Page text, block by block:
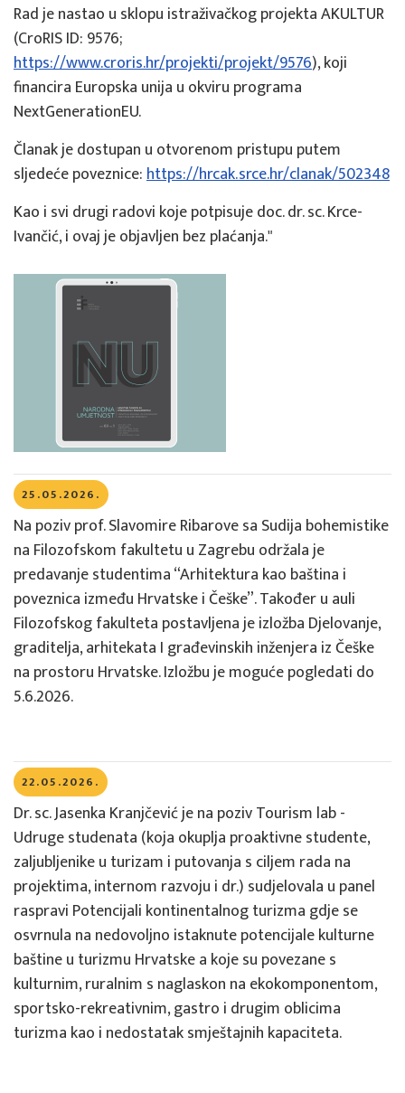
Rad je nastao u sklopu istraživačkog projekta AKULTUR
(CroRIS ID: 9576;
https://www.croris.hr/projekti/projekt/9576), koji
financira Europska unija u okviru programa
NextGenerationEU.
Članak je dostupan u otvorenom pristupu putem
sljedeće poveznice:https://hrcak.srce.hr/clanak/502348
Kao i svi drugi radovi koje potpisuje doc. dr. sc. Krce-
Ivančić, i ovaj je objavljen bez plaćanja."
25.05.2026.
Na poziv prof. Slavomire Ribarove sa Sudija bohemistike
na Filozofskom fakultetu u Zagrebu održala je
predavanje studentima “Arhitektura kao baština i
poveznica između Hrvatske i Češke”. Također u auli
Filozofskog fakulteta postavljena je izložba Djelovanje,
graditelja, arhitekata I građevinskih inženjera iz Češke
na prostoru Hrvatske. Izložbu je moguće pogledati do
5.6.2026.
22.05.2026.
Dr. sc. Jasenka Kranjčević je na poziv Tourism lab -
Udruge studenata (koja okuplja proaktivne studente,
zaljubljenike u turizam i putovanja s ciljem rada na
projektima, internom razvoju i dr.) sudjelovala u panel
raspravi Potencijali kontinentalnog turizma gdje se
osvrnula na nedovoljno istaknute potencijale kulturne
baštine u turizmu Hrvatske a koje su povezane s
kulturnim, ruralnim s naglaskon na ekokomponentom,
sportsko-rekreativnim, gastro i drugim oblicima
turizma kao i nedostatak smještajnih kapaciteta.